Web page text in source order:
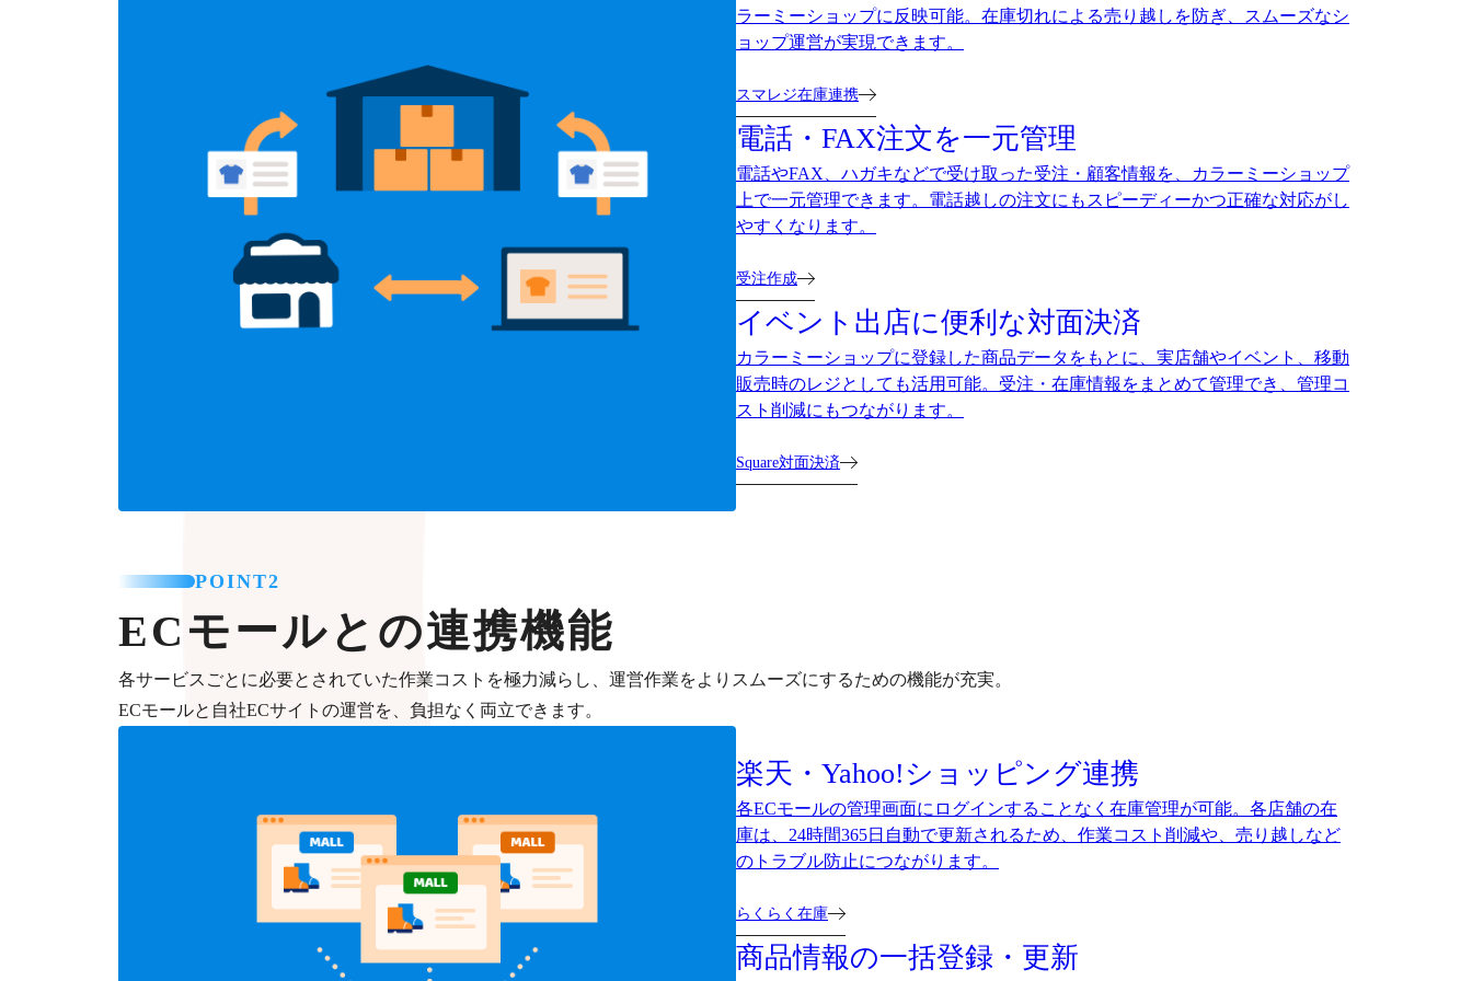
ラーミーショップに反映可能。在庫切れによる売り越しを防ぎ、スムーズなシ
ョップ運営が実現できます。
スマレジ在庫連携
電話・FAX注文を一元管理
電話やFAX、ハガキなどで受け取った受注・顧客情報を、カラーミーショップ
上で一元管理できます。電話越しの注文にもスピーディーかつ正確な対応がし
やすくなります。
受注作成
イベント出店に便利な対面決済
カラーミーショップに登録した商品データをもとに、実店舗やイベント、移動
販売時のレジとしても活用可能。受注・在庫情報をまとめて管理でき、管理コ
スト削減にもつながります。
Square対面決済
POINT2
ECモールとの連携機能
各サービスごとに必要とされていた作業コストを極力減らし、運営作業をよりスムーズにするための機能が充実。
ECモールと自社ECサイトの運営を、負担なく両立できます。
楽天・Yahoo!ショッピング連携
各ECモールの管理画面にログインすることなく在庫管理が可能。各店舗の在
庫は、24時間365日自動で更新されるため、作業コスト削減や、売り越しなど
のトラブル防止につながります。
らくらく在庫
商品情報の一括登録・更新